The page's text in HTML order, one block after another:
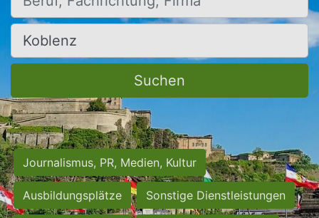
Ort, Stadt
Suchen
Journalismus, PR, Medien, Kultur
Ausbildungsplätze Sonstige Dienstleistungen